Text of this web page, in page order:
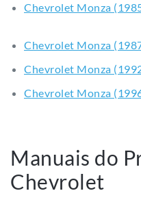
Chevrolet Monza
Chevrolet Monza
Chevrolet Monza
Chevrolet Monza
Manuais do
Chevrolet